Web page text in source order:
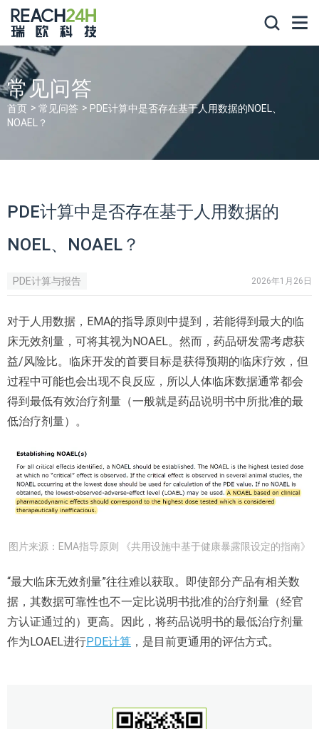
常见问答
首页 常见问答
PDE计算中是否存在基于人用数据的NOEL、
NOAEL？
PDE计算中是否存在基于人用数据的
NOEL、NOAEL？
PDE计算与报告 2026年1月26日
对于人用数据，EMA的指导原则中提到，若能得到最大的临
床无效剂量，可将其视为NOAEL。然而，药品研发需考虑获
益/风险比。临床开发的首要目标是获得预期的临床疗效，但
过程中可能也会出现不良反应，所以人体临床数据通常都会
得到最低有效治疗剂量（一般就是药品说明书中所批准的最
低治疗剂量）。
图片来源：EMA指导原则 《共用设施中基于健康暴露限设定的指南》
“最大临床无效剂量”往往难以获取。即使部分产品有相关数
据，其数据可靠性也不一定比说明书批准的治疗剂量（经官
方认证通过的）更高。因此，将药品说明书的最低治疗剂量
作为LOAEL进行PDE计算 ，是目前更通用的评估方式。